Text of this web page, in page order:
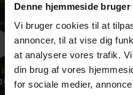
Denne hjemmeside
Vi bruger cookies til at
annoncer, til at vise dig
at analysere vores trafik.
din brug af vores
for sociale medier,